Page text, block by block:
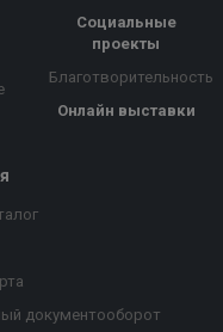
Социальные
проекты
Благотворительность
Онлайн выставки
документооборот